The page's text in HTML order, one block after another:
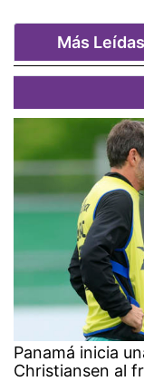
Más Leídas
Panamá inicia
Christiansen al